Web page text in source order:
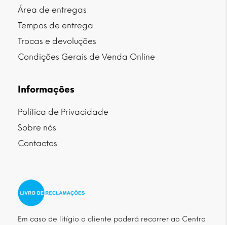
Área de entregas
Tempos de entrega
Trocas e devoluções
Condições Gerais de Venda Online
Informações
Política de Privacidade
Sobre nós
Contactos
Em caso de litígio o cliente poderá recorrer ao Centro